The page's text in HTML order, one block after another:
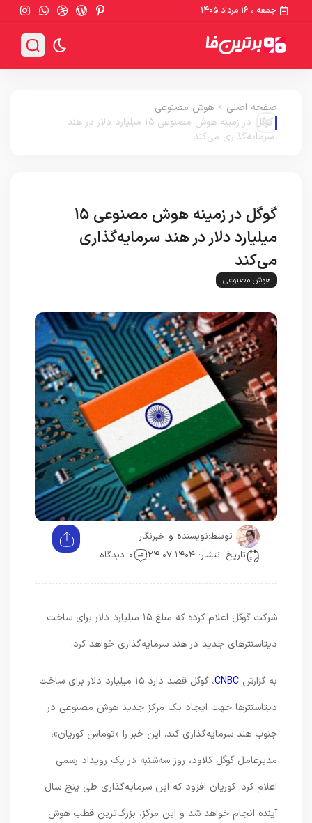
جمعه ، ۱۶ مرداد ۱۴۰۵
صفحه اصلی > هوش مصنوعی :
گوگل در زمینه هوش مصنوعی ۱۵ میلیارد دلار در هند
سرمایه‌گذاری می‌کند
گوگل در زمینه هوش مصنوعی ۱۵
میلیارد دلار در هند سرمایه‌گذاری
می‌کند
هوش مصنوعی
توسط: نویسنده و خبرنگار
تاریخ انتشار: ۱۴۰۴-۰۷-۲۴
0 دیدگاه
شرکت گوگل اعلام کرده که مبلغ ۱۵ میلیارد دلار برای ساخت
دیتاسنترهای جدید در هند سرمایه‌گذاری خواهد کرد.
به گزارش CNBC
، گوگل قصد دارد ۱۵ میلیارد دلار برای ساخت
دیتاسنترها جهت ایجاد یک مرکز جدید هوش مصنوعی در
جنوب هند سرمایه‌گذاری کند. این خبر را «توماس کوریان»،
مدیرعامل گوگل کلاود، روز سه‌شنبه در یک رویداد رسمی
اعلام کرد. کوریان افزود که این سرمایه‌گذاری طی پنج سال
آینده انجام خواهد شد و این مرکز، بزرگ‌ترین قطب هوش